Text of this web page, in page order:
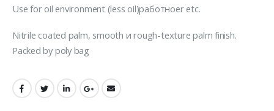
Use for oil environment (less oil)работноer etc.
Nitrile coated palm, smooth и rough-texture palm finish.
Packed by poly bag